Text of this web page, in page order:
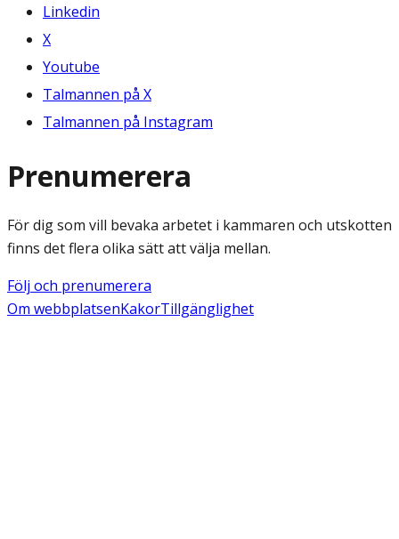
Linkedin
X
Youtube
Talmannen på X
Talmannen på Instagram
Prenumerera
För dig som vill bevaka arbetet i kammaren och utskotten
finns det flera olika sätt att välja mellan.
Följ och prenumerera
Om webbplatsenKakorTillgänglighet